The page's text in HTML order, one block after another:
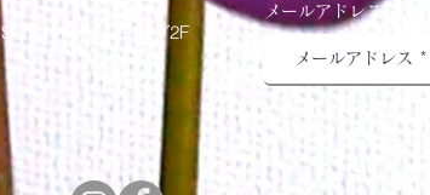
ビルヂング2F
メールアドレスを入